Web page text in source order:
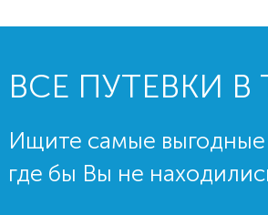
ВСЕ ПУТЕВКИ
Ищите самые
где бы Вы не